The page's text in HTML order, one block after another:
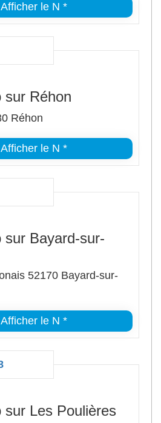
le N *
sur Réhon
Réhon
le N *
sur Bayard-sur-
52170 Bayard-sur-
le N *
sur Les Poulières